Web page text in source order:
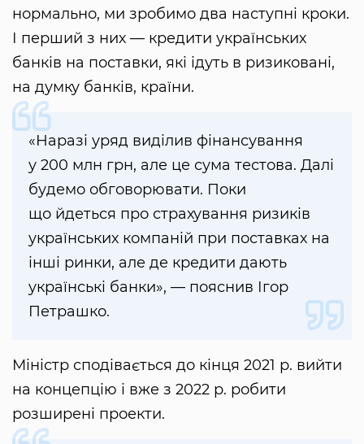
нормально, ми зробимо два наступні кроки.
І перший з них — кредити українських
банків на поставки, які ідуть в ризиковані,
на думку банків, країни.
«Наразі уряд виділив фінансування
у 200 млн грн, але це сума тестова. Далі
будемо обговорювати. Поки
що йдеться про страхування ризиків
українських компаній при поставках на
інші ринки, але де кредити дають
українські банки», — пояснив Ігор
Петрашко.
Міністр сподівається до кінця 2021 р. вийти
на концепцію і вже з 2022 р. робити
розширені проекти.